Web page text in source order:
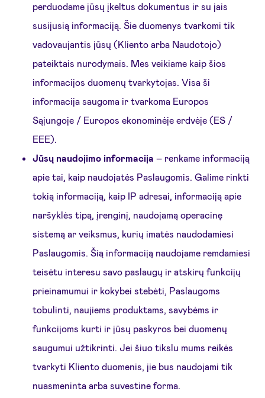
perduodame jūsų įkeltus dokumentus ir su jais
susijusią informaciją. Šie duomenys tvarkomi tik
vadovaujantis jūsų (Kliento arba Naudotojo)
pateiktais nurodymais. Mes veikiame kaip šios
informacijos duomenų tvarkytojas. Visa ši
informacija saugoma ir tvarkoma Europos
Sąjungoje / Europos ekonominėje erdvėje (ES /
EEE).
Jūsų naudojimo informacija – renkame informaciją
apie tai, kaip naudojatės Paslaugomis. Galime rinkti
tokią informaciją, kaip IP adresai, informaciją apie
naršyklės tipą, įrenginį, naudojamą operacinę
sistemą ar veiksmus, kurių imatės naudodamiesi
Paslaugomis. Šią informaciją naudojame remdamiesi
teisėtu interesu savo paslaugų ir atskirų funkcijų
prieinamumui ir kokybei stebėti, Paslaugoms
tobulinti, naujiems produktams, savybėms ir
funkcijoms kurti ir jūsų paskyros bei duomenų
saugumui užtikrinti. Jei šiuo tikslu mums reikės
tvarkyti Kliento duomenis, jie bus naudojami tik
nuasmeninta arba suvestine forma.